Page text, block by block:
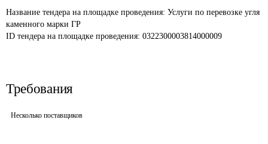
Название тендера на площадке проведения: Услуги по перевозке угля
каменного марки ГР
ID тендера на площадке проведения: 0322300003814000009
Требования
Несколько поставщиков